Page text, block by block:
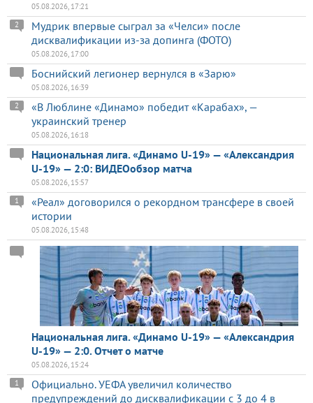
05.08.2026, 17:21
Мудрик впервые сыграл за «Челси» после
дисквалификации из-за допинга (ФОТО)
2
05.08.2026, 17:00
Боснийский легионер вернулся в «Зарю»
05.08.2026, 16:39
«В Люблине «Динамо» победит «Карабах», —
украинский тренер
2
05.08.2026, 16:18
Национальная лига. «Динамо U-19» — «Александрия
U-19» — 2:0: ВИДЕОобзор матча
05.08.2026, 15:57
«Реал» договорился о рекордном трансфере в своей
истории
1
05.08.2026, 15:48
Национальная лига. «Динамо U-19» — «Александрия
U-19» — 2:0. Отчет о матче
05.08.2026, 15:24
Официально. УЕФА увеличил количество
предупреждений до дисквалификации с 3 до 4 в
1